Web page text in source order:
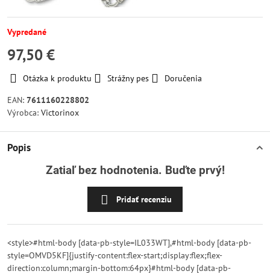
Vypredané
97,50 €
Otázka k produktu Strážny pes
Doručenia
EAN: 7611160228802
Výrobca: Victorinox
Popis
Zatiaľ bez hodnotenia. Buďte prvý!
Pridať recenziu
<style>#html-body [data-pb-style=IL033WT],#html-body [data-pb-
style=OMVD5KF]{justify-content:flex-start;display:flex;flex-
direction:column;margin-bottom:64px}#html-body [data-pb-